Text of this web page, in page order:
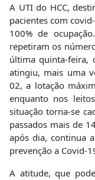
A UTI do HCC,
pacientes com
100% de
repetiram os
última quinta-feira,
atingiu, mais uma
02, a lotação
enquanto nos
situação torna-se
passados mais de
após dia, continua
prevenção a Covid-
A atitude, que